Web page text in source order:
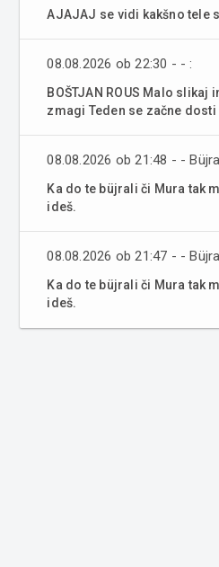
AJAJAJ se vidi kakšno tele
08.08.2026 ob 22:30 - - :
BOŠTJAN ROUS Malo slikaj
zmagi Teden se začne dosti
08.08.2026 ob 21:48 - -
Ka do te büjrali či Mura tak
ideš.
08.08.2026 ob 21:47 - -
Ka do te büjrali či Mura tak
ideš.